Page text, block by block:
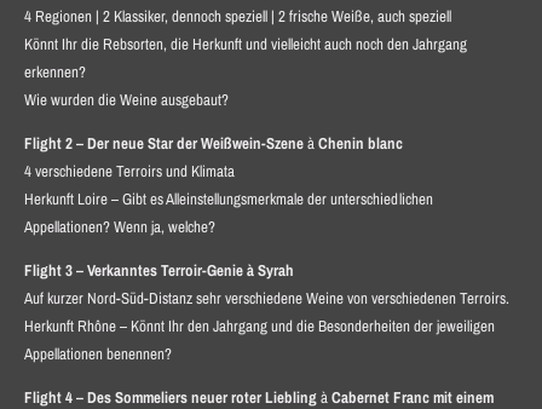
4 Regionen | 2 Klassiker, dennoch speziell | 2 frische Weiße, auch speziell
Könnt Ihr die Rebsorten, die Herkunft und vielleicht auch noch den Jahrgang
erkennen?
Wie wurden die Weine ausgebaut?
Flight 2 – Der neue Star der Weißwein-SzeneàChenin blanc
4 verschiedene Terroirs und Klimata
Herkunft Loire – Gibt es Alleinstellungsmerkmale der unterschiedlichen
Appellationen? Wenn ja, welche?
Flight 3 – Verkanntes Terroir-GenieàSyrah
Auf kurzer Nord-Süd-Distanz sehr verschiedene Weine von verschiedenen Terroirs.
Herkunft Rhône – Könnt Ihr den Jahrgang und die Besonderheiten der jeweiligen
Appellationen benennen?
Flight 4 – Des Sommeliers neuer roter LieblingàCabernet Franc mit einem